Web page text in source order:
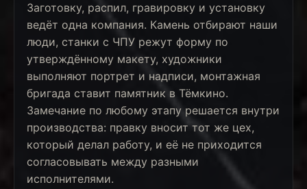
Заготовку, распил, гравировку и установку
ведёт одна компания. Камень отбирают наши
люди, станки с ЧПУ режут форму по
утверждённому макету, художники
выполняют портрет и надписи, монтажная
бригада ставит памятник в Тёмкино.
Замечание по любому этапу решается внутри
производства: правку вносит тот же цех,
который делал работу, и её не приходится
согласовывать между разными
исполнителями.